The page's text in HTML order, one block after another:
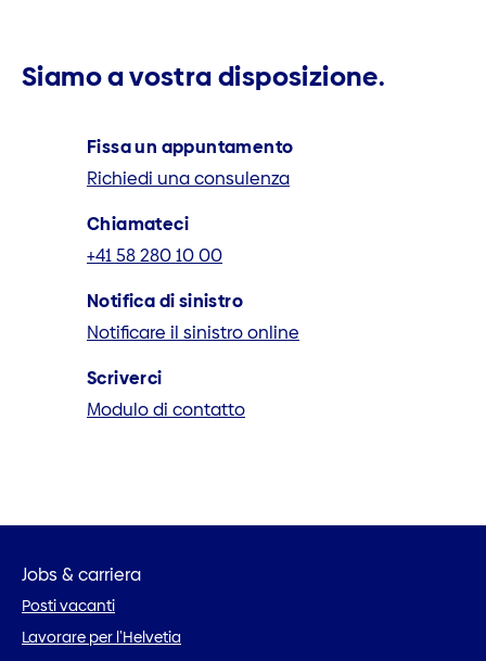
Siamo a vostra disposizione.
Fissa un appuntamento
Richiedi una consulenza
Chiamateci
+41 58 280 10 00
Notifica di sinistro
Notificare il sinistro online
Scriverci
Modulo di contatto
Jobs & carriera
Posti vacanti
Lavorare per l’Helvetia